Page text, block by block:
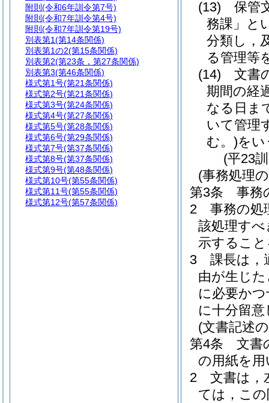
(13)
保管
務課」と
分類し，
る管理等
(14)
文書
期間の経
なる日ま
いて管理
む。)をい
(平23
(事務処理
第3条
事務
2
事務の処
該処理す
示するこ
3
課長は，
由が生じ
に必要か
に十分留
(文書記述
第4条
文書
の用紙を
2
文書は，
ては，こ
附則 (令和6年訓令第7号)
附則 (令和7年訓令第4号)
附則 (令和7年訓令第19号)
別表第1(第14条関係)
別表第1の2(第15条関係)
別表第2(第23条，第27条関係)
別表第3(第46条関係)
様式第1号(第21条関係)
様式第2号(第21条関係)
様式第3号(第24条関係)
様式第4号(第27条関係)
様式第5号(第28条関係)
様式第6号(第29条関係)
様式第7号(第37条関係)
様式第8号(第37条関係)
様式第9号(第48条関係)
様式第10号(第55条関係)
様式第11号(第55条関係)
様式第12号(第57条関係)